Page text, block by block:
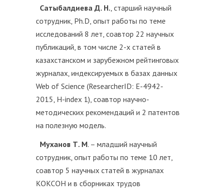
Сатыбалдиева Д. Н., старший научный
сотрудник, Ph.D, опыт работы по теме
исследований 8 лет, соавтор 22 научных
публикаций, в том числе 2-х статей в
казахстанском и зарубежном рейтинговых
журналах, индексируемых в базах данных
Web of Science (ResearcherID: E-4942-
2015, H-index 1), соавтор научно-
методических рекомендаций и 2 патентов
на полезную модель.
Муханов Т. М. – младший научный
сотрудник, опыт работы по теме 10 лет,
соавтор 5 научных статей в журналах
КОКСОН и в сборниках трудов